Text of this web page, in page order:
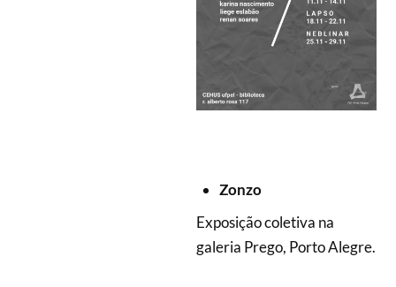
Zonzo
Exposição coletiva na
galeria Prego, Porto Alegre.